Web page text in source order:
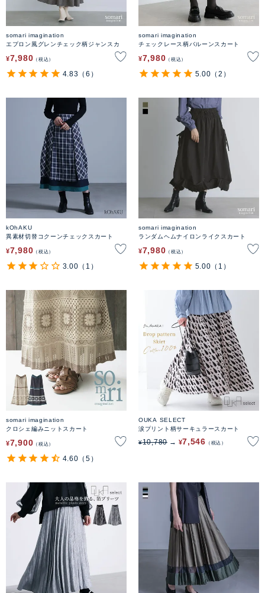
somari imagination
エプロン風グレンチェック柄ジャンスカ
¥7,980 税込
4.83 （6）
somari imagination
チェックレース柄バルーンスカート
¥7,980 税込
5.00 （2）
kOhAKU
異素材切替コクーンチェックスカート
¥7,980 税込
3.00 （1）
somari imagination
ランダムヘムナイロンライクスカート
¥7,980 税込
5.00 （1）
somari imagination
クロシェ編みニットスカート
¥7,900 税込
4.60 （5）
OUKA SELECT
涙プリント柄サーキュラースカート
¥10,780 ¥7,546 税込